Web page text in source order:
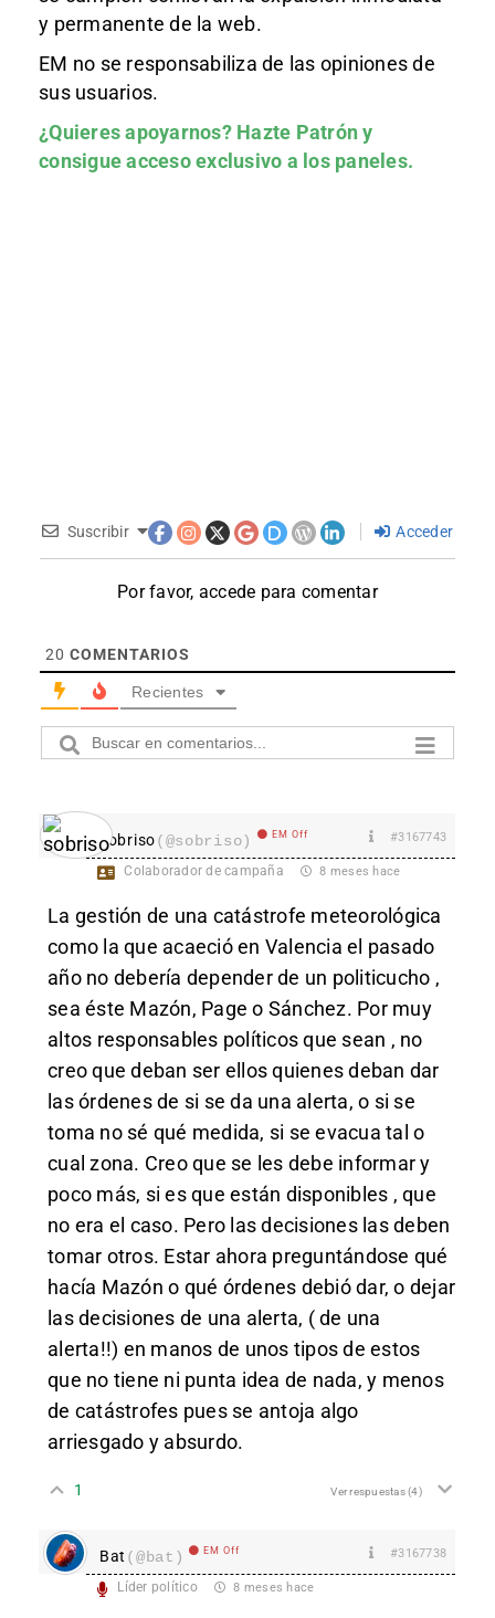
y permanente de la web.
EM no se responsabiliza de las opiniones de
sus usuarios.
¿Quieres apoyarnos? Hazte Patróny
consigue acceso exclusivo a los paneles.
Suscribir Acceder
Por favor, accede para comentar
20 COMENTARIOS
Recientes
sobriso(@sobriso) EM Off #3167743
Colaborador de campaña 8 meses hace
La gestión de una catástrofe meteorológica
como la que acaeció en Valencia el pasado
año no debería depender de un politicucho ,
sea éste Mazón, Page o Sánchez. Por muy
altos responsables políticos que sean , no
creo que deban ser ellos quienes deban dar
las órdenes de si se da una alerta, o si se
toma no sé qué medida, si se evacua tal o
cual zona. Creo que se les debe informar y
poco más, si es que están disponibles , que
no era el caso. Pero las decisiones las deben
tomar otros. Estar ahora preguntándose qué
hacía Mazón o qué órdenes debió dar, o dejar
las decisiones de una alerta, ( de una
alerta!!) en manos de unos tipos de estos
que no tiene ni punta idea de nada, y menos
de catástrofes pues se antoja algo
arriesgado y absurdo.
1 Ver respuestas(4)
Bat (@bat) EM Off #3167738
Líder político 8 meses hace